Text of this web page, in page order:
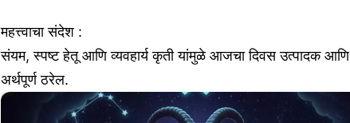
महत्त्वाचा संदेश :
संयम, स्पष्ट हेतू आणि व्यवहार्य कृती यांमुळे आजचा दिवस उत्पादक आणि
अर्थपूर्ण ठरेल.